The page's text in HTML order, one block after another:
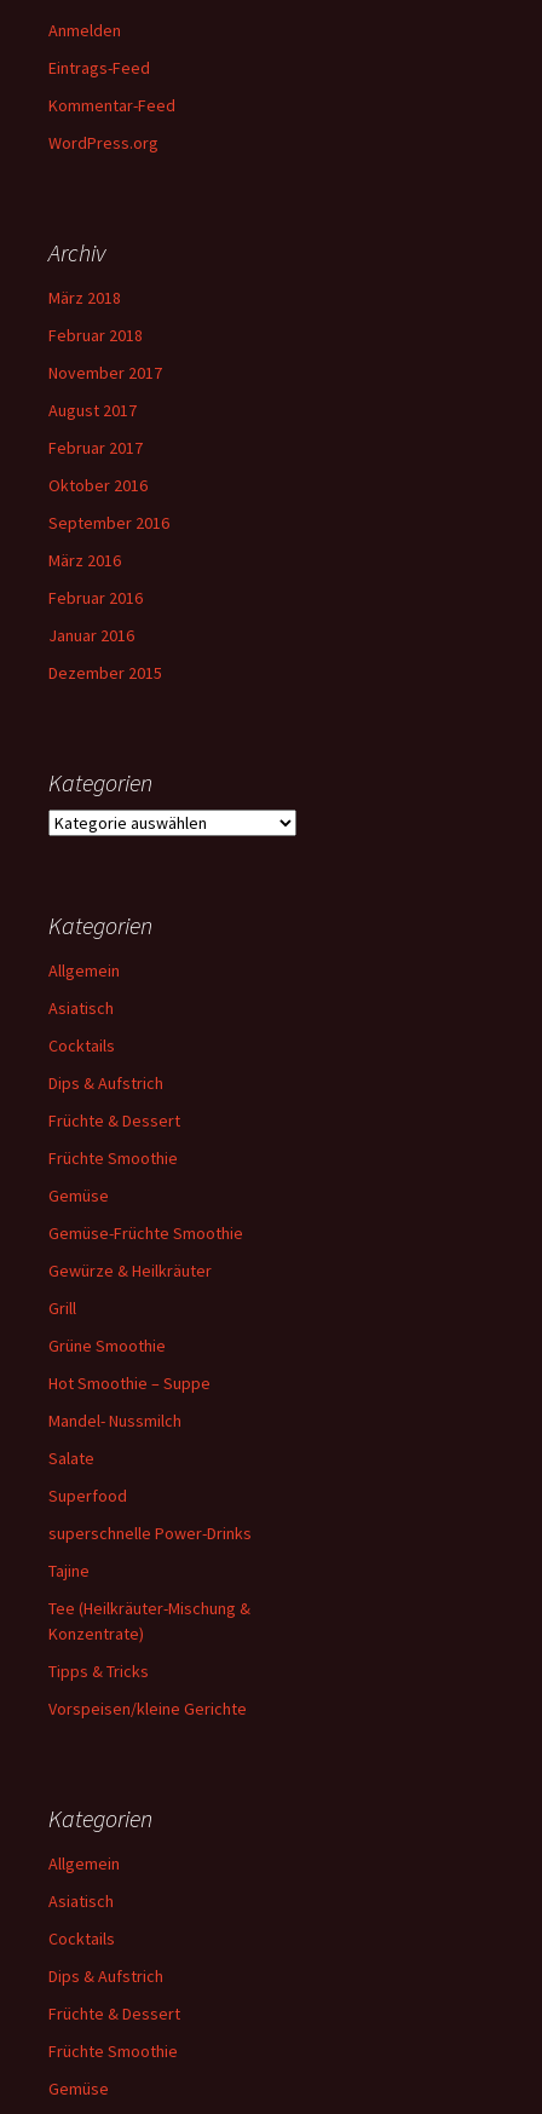
Anmelden
Eintrags-Feed
Kommentar-Feed
WordPress.org
Archiv
März 2018
Februar 2018
November 2017
August 2017
Februar 2017
Oktober 2016
September 2016
März 2016
Februar 2016
Januar 2016
Dezember 2015
Kategorien
Kategorien
Kategorien
Allgemein
Asiatisch
Cocktails
Dips & Aufstrich
Früchte & Dessert
Früchte Smoothie
Gemüse
Gemüse-Früchte Smoothie
Gewürze & Heilkräuter
Grill
Grüne Smoothie
Hot Smoothie – Suppe
Mandel- Nussmilch
Salate
Superfood
superschnelle Power-Drinks
Tajine
Tee (Heilkräuter-Mischung &
Konzentrate)
Tipps & Tricks
Vorspeisen/kleine Gerichte
Kategorien
Allgemein
Asiatisch
Cocktails
Dips & Aufstrich
Früchte & Dessert
Früchte Smoothie
Gemüse